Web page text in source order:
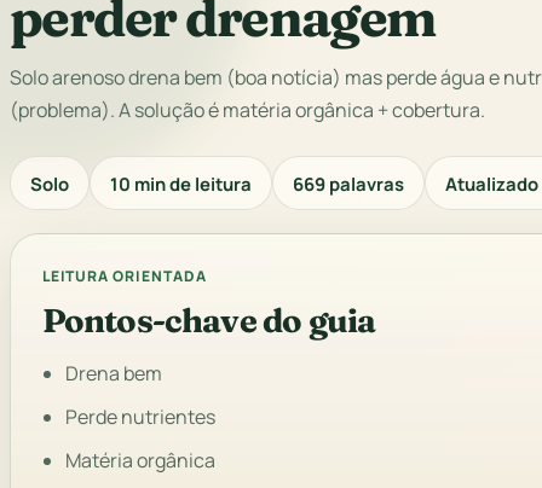
perder drenagem
Solo arenoso drena bem (boa notícia) mas perde água e
(problema). A solução é matéria orgânica + cobertura.
Solo 10 min de leitura 669 palavras Atualizado
LEITURA ORIENTADA
Pontos-chave do guia
Drena bem
Perde nutrientes
Matéria orgânica